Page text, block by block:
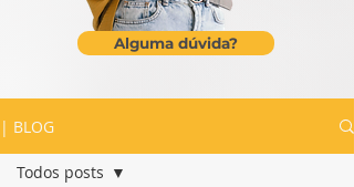
Alguma dúvida?
| BLOG
Todos posts